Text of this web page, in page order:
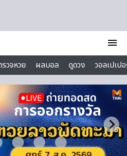
menu
รวจหวย ผลบอล ดูดวง
วอลเปเป